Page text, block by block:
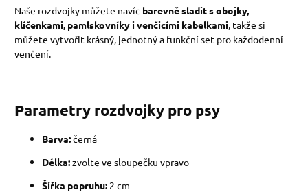
Naše rozdvojky můžete navíc barevně sladit s obojky,
klíčenkami, pamlskovníky i venčicími kabelkami, takže si
můžete vytvořit krásný, jednotný a funkční set pro každodenní
venčení.
Parametry rozdvojky pro psy
Barva:černá
Délka:zvolte ve sloupečku vpravo
Šířka popruhu: 2 cm